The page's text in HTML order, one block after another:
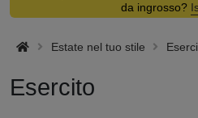
da ingrosso?
Estate nel tuo stile
Esercito